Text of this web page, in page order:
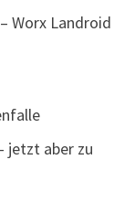
Worx Landroid
jetzt aber zu